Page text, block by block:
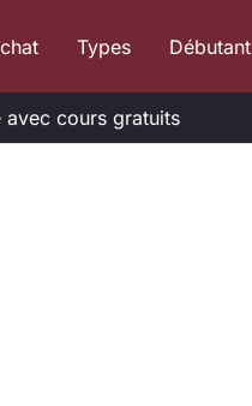
Types Débutant
cours gratuits